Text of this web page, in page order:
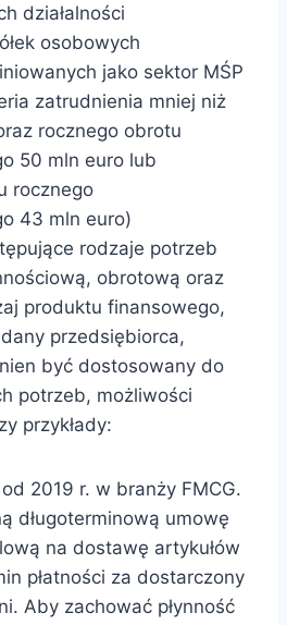
działalności
osobowych
jako sektor MŚP
zatrudnienia mniej niż
rocznego obrotu
50 mln euro lub
rocznego
43 mln euro)
rodzaje potrzeb
obrotową oraz
produktu finansowego,
przedsiębiorca,
być dostosowany do
potrzeb, możliwości
przykłady:
2019 r. w branży FMCG.
długoterminową umowę
na dostawę artykułów
płatności za dostarczony
Aby zachować płynność